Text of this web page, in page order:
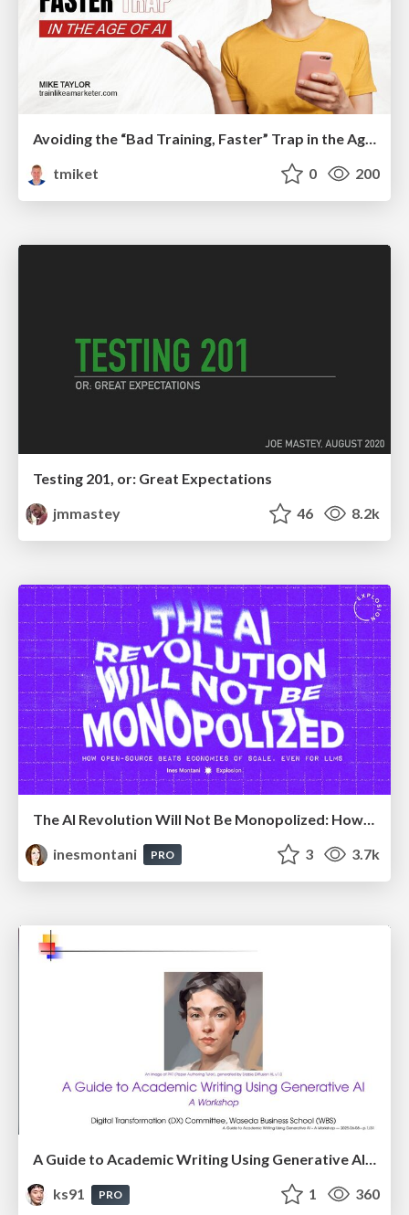
Avoiding the “Bad Training, Faster” Trap in the Age of AI
tmiket
0 200
Testing 201, or: Great Expectations
jmmastey
46 8.2k
inesmontani
PRO 3 3.7k
A Guide to Academic Writing Using Generative AI - A Workshop
ks91
PRO 1 360